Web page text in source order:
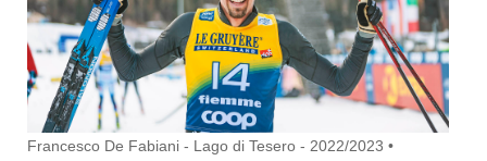
Francesco De Fabiani - Lago di Tesero - 2022/2023 •